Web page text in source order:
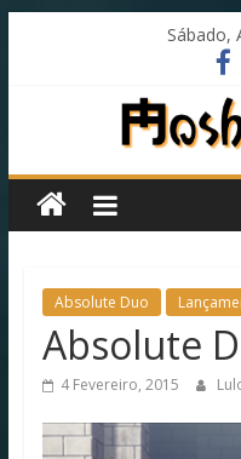
Sábado,
Moshi
Moshi
Subs
fansub
diferente
de
Absolute Duo
Absolute
4 Fevereiro, 2015